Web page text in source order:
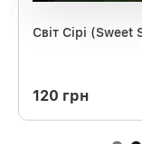
Світ Сірі (Sweet
120 грн